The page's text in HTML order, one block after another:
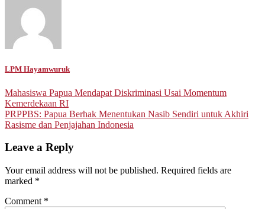
LPM Hayamwuruk
Post
navigation
Mahasiswa Papua Mendapat Diskriminasi Usai Momentum
Kemerdekaan RI
PRPPBS: Papua Berhak Menentukan Nasib Sendiri untuk Akhiri
Rasisme dan Penjajahan Indonesia
Leave a Reply
Your email address will not be published. Required fields are
marked *
Comment *